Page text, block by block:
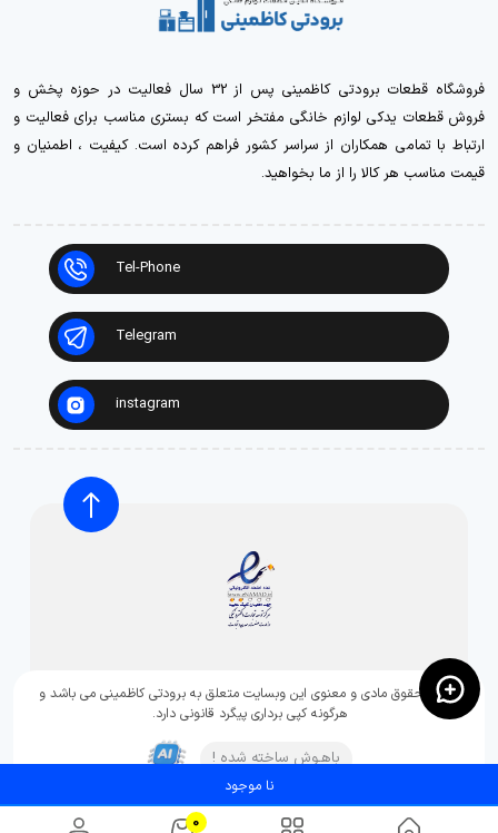
0
فروشگاه قطعات برودتی کاظمینی پس از 32 سال فعالیت در حوزه پخش و
فروش قطعات یدکی لوازم خانگی مفتخر است که بستری مناسب برای فعالیت و
ارتباط با تمامی همکاران از سراسر کشور فراهم کرده است. کیفیت ، اطمنیان و
قیمت مناسب هر کالا را از ما بخواهید.
Tel-Phone
Telegram
instagram
تمامی حقوق مادی و معنوی این وبسایت متعلق به برودتی کاظمینی می باشد و
هرگونه کپی برداری پیگرد قانونی دارد.
باهـوش ساخته شده !
نا موجود